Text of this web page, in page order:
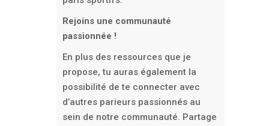
Rejoins une communauté
passionnée !
En plus des ressources que je
propose, tu auras également la
possibilité de te connecter avec
d’autres parieurs passionnés au
sein de notre communauté. Partage